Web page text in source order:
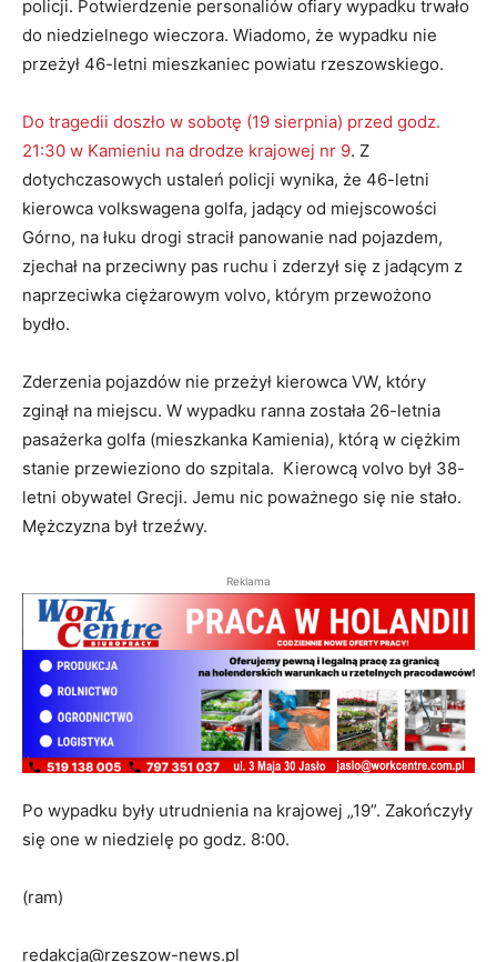
policji. Potwierdzenie personaliów ofiary wypadku trwało
do niedzielnego wieczora. Wiadomo, że wypadku nie
przeżył 46-letni mieszkaniec powiatu rzeszowskiego.
Do tragedii doszło w sobotę (19 sierpnia) przed godz.
21:30 w Kamieniu na drodze krajowej nr 9. Z
dotychczasowych ustaleń policji wynika, że 46-letni
kierowca volkswagena golfa, jadący od miejscowości
Górno, na łuku drogi stracił panowanie nad pojazdem,
zjechał na przeciwny pas ruchu i zderzył się z jadącym z
naprzeciwka ciężarowym volvo, którym przewożono
bydło.
Zderzenia pojazdów nie przeżył kierowca VW, który
zginął na miejscu. W wypadku ranna została 26-letnia
pasażerka golfa (mieszkanka Kamienia), którą w ciężkim
stanie przewieziono do szpitala. Kierowcą volvo był 38-
letni obywatel Grecji. Jemu nic poważnego się nie stało.
Mężczyzna był trzeźwy.
Reklama
Po wypadku były utrudnienia na krajowej „19”. Zakończyły
się one w niedzielę po godz. 8:00.
(ram)
redakcja@rzeszow-news.pl